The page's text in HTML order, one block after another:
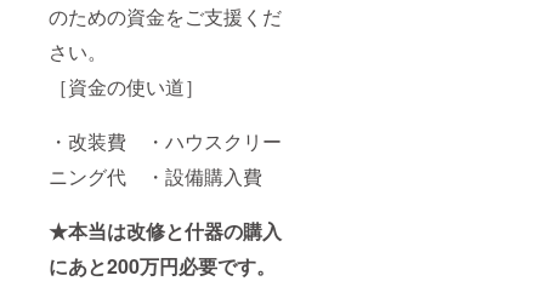
のための資金をご支援くだ
さい。
［資金の使い道］
・改装費 ・ハウスクリー
ニング代 ・設備購入費
★本当は改修と什器の購入
にあと200万円必要です。